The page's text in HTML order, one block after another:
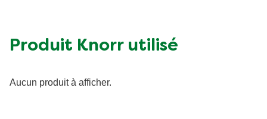
Produit Knorr utilisé
Aucun produit à afficher.